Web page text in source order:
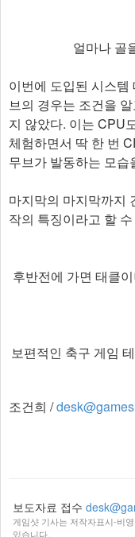
얼마나 골
이번에 도입된 시스
브의 경우는 조건을
지 않았다. 이는 CPU
체험하면서 딱 한 번
무브가 발동하는 모습
마지막의 마지막까지
작의 특징이라고 할
후반전에 가면 태클
보편적인 축구 게임
조건희 /
보도자료 접수
게임샷 기사는 저작자표시-비
있습니다.